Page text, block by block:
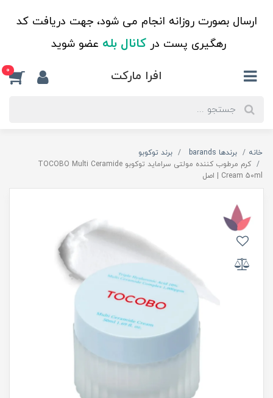
ارسال بصورت روزانه انجام می شود، جهت دریافت کد
رهگیری پست درکانال بله عضو شوید
افرا مارکت 0
خانه برندها barands
برند توکوبو
کرم مرطوب کننده مولتی سراماید توکوبو TOCOBO Multi Ceramide
Cream 50ml | اصل